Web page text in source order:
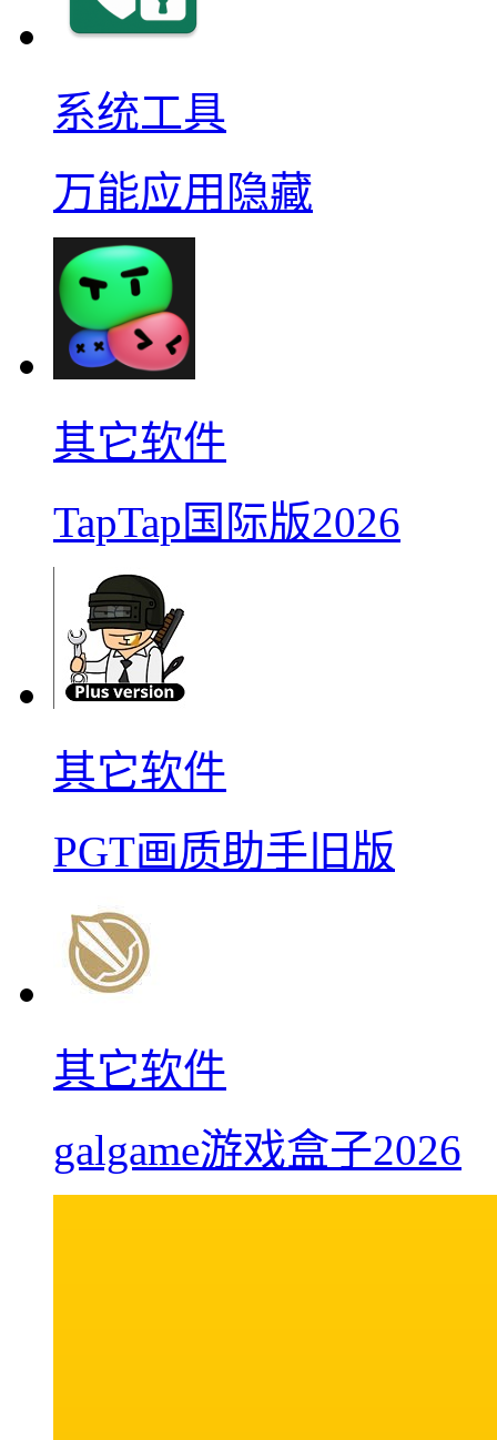
系统工具
万能应用隐藏
其它软件
TapTap国际版2026
其它软件
PGT画质助手旧版
其它软件
galgame游戏盒子2026